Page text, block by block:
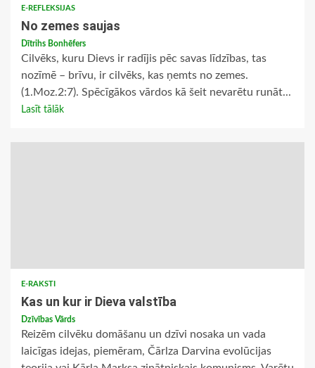
E-REFLEKSIJAS
No zemes saujas
Dītrihs Bonhēfers
Cilvēks, kuru Dievs ir radījis pēc savas līdzības, tas
nozīmē – brīvu, ir cilvēks, kas ņemts no zemes.
(1.Moz.2:7). Spēcīgākos vārdos kā šeit nevarētu runāt...
Lasīt tālāk
E-RAKSTI
Kas un kur ir Dieva valstība
Dzīvības Vārds
Reizēm cilvēku domāšanu un dzīvi nosaka un vada
laicīgas idejas, piemēram, Čārlza Darvina evolūcijas